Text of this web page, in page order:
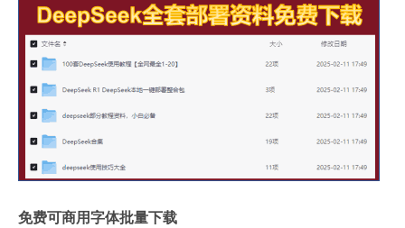
免费可商用字体批量下载